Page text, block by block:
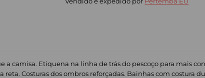
a camisa. Etiquena na linha de trás do pescoço para mais
Costuras dos ombros reforçadas. Bainhas com costura